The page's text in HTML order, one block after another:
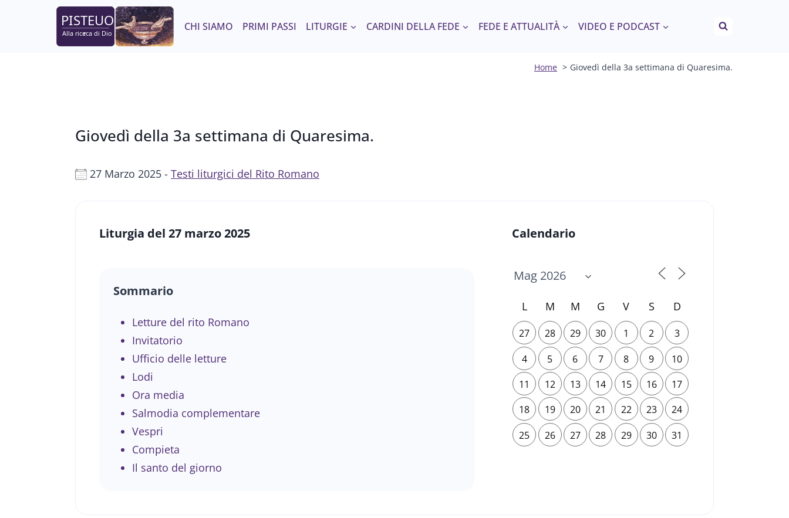
CHI SIAMO PRIMI PASSI LITURGIE CARDINI DELLA FEDE FEDE E ATTUALITÀ VIDEO E PODCAST
Home Giovedì della 3a settimana di Quaresima.
Giovedì della 3a settimana di Quaresima.
27 Marzo 2025 - Testi liturgici del Rito Romano
Liturgia del 27 marzo 2025
Sommario
Letture del rito Romano
Invitatorio
Ufficio delle letture
Lodi
Ora media
Salmodia complementare
Vespri
Compieta
Il santo del giorno
Calendario
L M M G V S D
27 28 29 30 1 2
3
4
5 6 7 8 9
10
11
12 13 14 15 16
17
18
19 20 21 22 23
24
25
26 27 28 29 30 31